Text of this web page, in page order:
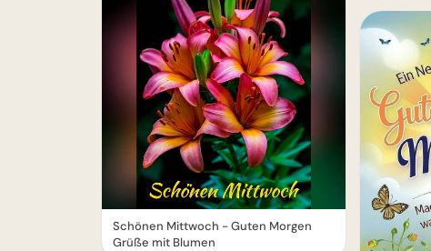
Schönen Mittwoch - Guten Morgen
Grüße mit Blumen